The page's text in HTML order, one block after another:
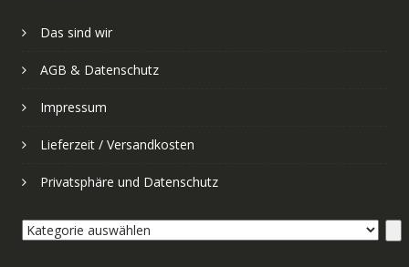
Das sind wir
AGB & Datenschutz
Impressum
Lieferzeit / Versandkosten
Privatsphäre und Datenschutz
Kategorie